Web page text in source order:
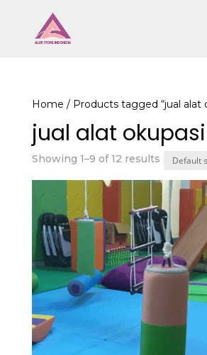
Home / Products tagged “jual alat
jual alat
Showing 1–9 of 12 results